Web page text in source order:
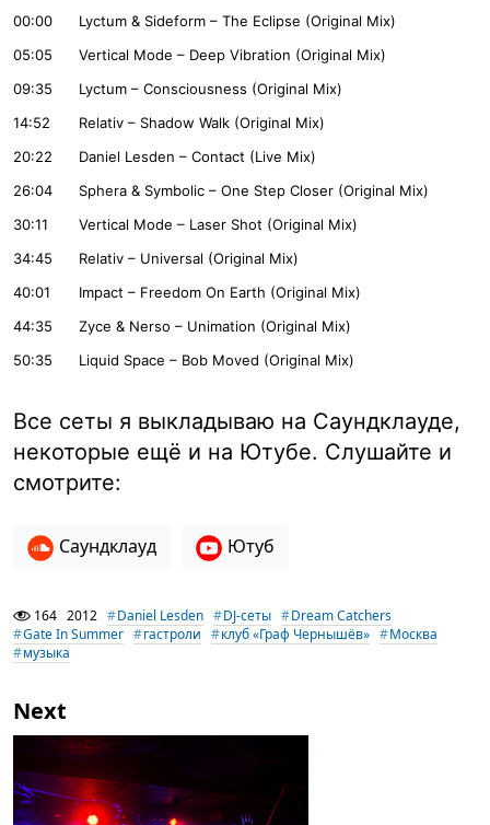
00:00
Lyctum & Sideform – The Eclipse (Original Mix)
05:05
Vertical Mode – Deep Vibration (Original Mix)
09:35
Lyctum – Consciousness (Original Mix)
14:52
Relativ – Shadow Walk (Original Mix)
20:22
Daniel Lesden – Contact (Live Mix)
26:04
Sphera & Symbolic – One Step Closer (Original Mix)
30:11
Vertical Mode – Laser Shot (Original Mix)
34:45
Relativ – Universal (Original Mix)
40:01
Impact – Freedom On Earth (Original Mix)
44:35
Zyce & Nerso – Unimation (Original Mix)
50:35
Liquid Space – Bob Moved (Original Mix)
Все сеты я выкладываю на Саундклауде,
некоторые ещё и на Ютубе. Слушайте и
смотрите:
Саундклауд Ютуб
164 2012 Daniel Lesden DJ-сеты
Dream Catchers
Gate In Summer
гастроли клуб «Граф Чернышёв»
Москва
музыка
Next